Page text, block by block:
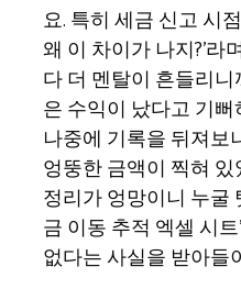
요. 특히 세금 신고 시
왜 이 차이가 나지?’
다 더 멘탈이 흔들리
은 수익이 났다고 기
나중에 기록을 뒤져보
엉뚱한 금액이 찍혀
정리가 엉망이니 누굴
금 이동 추적 엑셀 시
없다는 사실을 받아들